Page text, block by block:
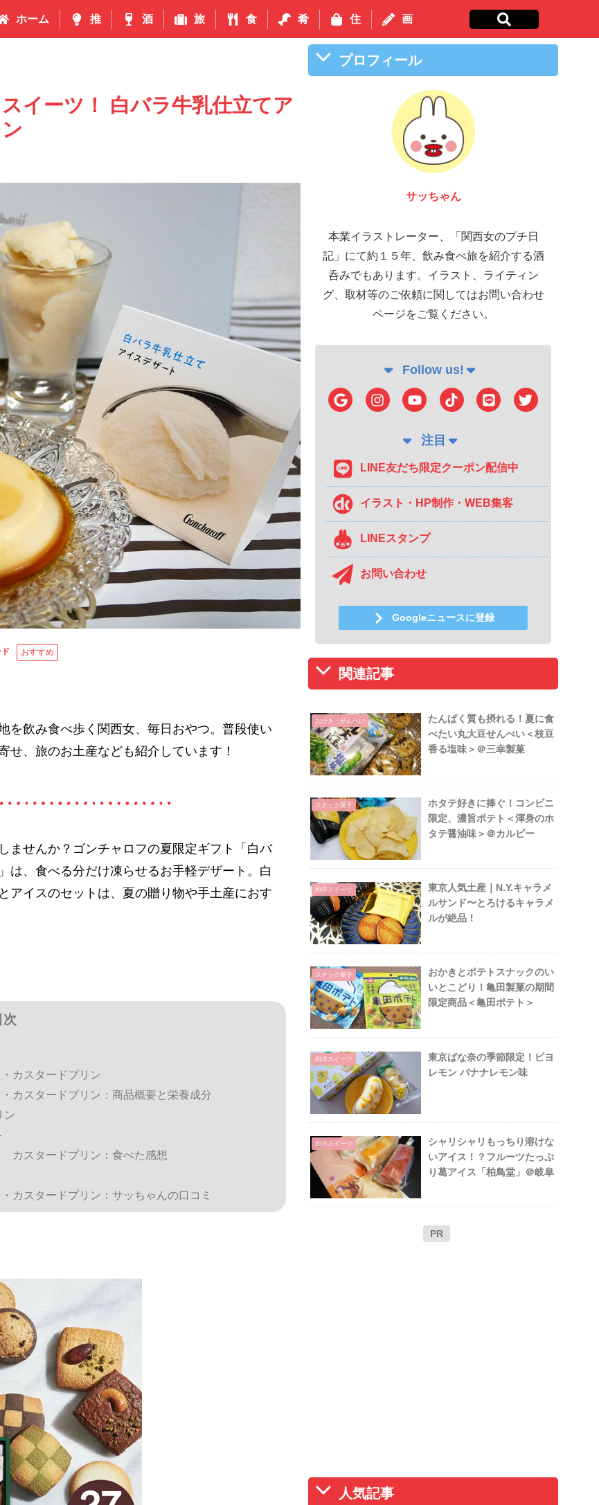
ホーム 推 酒 旅 食 肴 住 画
イーツ！ 白バラ牛乳仕立てア
おすすめ
を飲み食べ歩く関西女、毎日おやつ。普段使い
、旅のお土産なども紹介しています！
ませんか？ゴンチャロフの夏限定ギフト「白バ
は、食べる分だけ凍らせるお手軽デザート。白
アイスのセットは、夏の贈り物や手土産におす
次
カスタードプリン
カスタードプリン：商品概要と栄養成分
ン
カスタードプリン：食べた感想
カスタードプリン：サッちゃんの口コミ
プロフィール
サッちゃん
本業イラストレーター、「関西女のプチ日
記」にて約１５年、飲み食べ旅を紹介する酒
呑みでもあります。イラスト、ライティン
グ、取材等のご依頼に関してはお問い合わせ
ページをご覧ください。
Follow us!
注目
LINE友だち限定クーポン配信中
イラスト・HP制作・WEB集客
LINEスタンプ
お問い合わせ
Googleニュースに登録
関連記事
おかき・せんべい
たんぱく質も摂れる！夏に食
べたい丸大豆せんべい＜枝豆
香る塩味＞＠三幸製菓
スナック菓子
ホタテ好きに捧ぐ！コンビニ
限定、濃旨ポテト＜渾身のホ
タテ醤油味＞＠カルビー
和洋スイーツ
東京人気土産｜N.Y.キャラメ
ルサンド〜とろけるキャラメ
ルが絶品！
スナック菓子
おかきとポテトスナックのい
いとこどり！亀田製菓の期間
限定商品＜亀田ポテト＞
和洋スイーツ
東京ばな奈の季節限定！ピヨ
レモン バナナレモン味
和洋スイーツ
シャリシャリもっちり溶けな
いアイス！？フルーツたっぷ
り葛アイス「柏鳥堂」＠岐阜
PR
人気記事